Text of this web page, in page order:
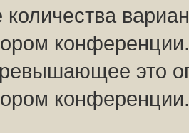
это
конференции.